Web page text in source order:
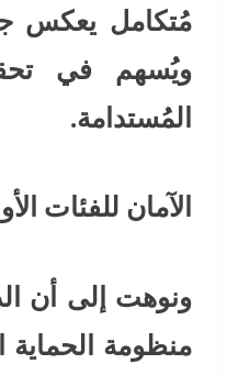
مُتكامل يعكس
ويُسهم في
المُستدامة.
الآمان للفئات
ونوهت إلى أن
منظومة الحماية